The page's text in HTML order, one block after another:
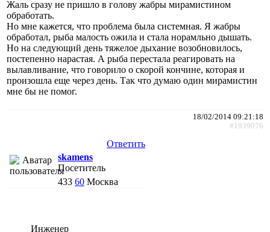
Жаль сразу не пришло в голову жабры мирамистином
обработать.
Но мне кажется, что проблема была системная. Я жабры
обработал, рыба малость ожила и стала норамльно дышать.
Но на следующий день тяжелое дыхание возобновилось,
постепенно нарастая. А рыба перестала реагировать на
вылавливание, что говорило о скорой кончине, которая и
произошла еще через день. Так что думаю один мирамистин
мне бы не помог.
18/02/2014 09:21:18
#1939076
Ответить
skamens
Посетитель
433 60 Москва
Инженер